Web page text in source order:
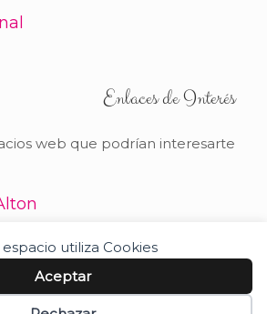
espacio utiliza Cookies
Aceptar
Enlaces de Interés
web que podrían interesarte